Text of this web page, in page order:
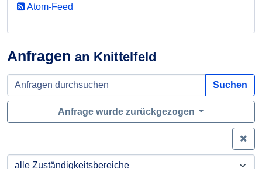
Anfragen an Knittelfeld
Suchen
Anfrage wurde zurückgezogen
Atom-Feed